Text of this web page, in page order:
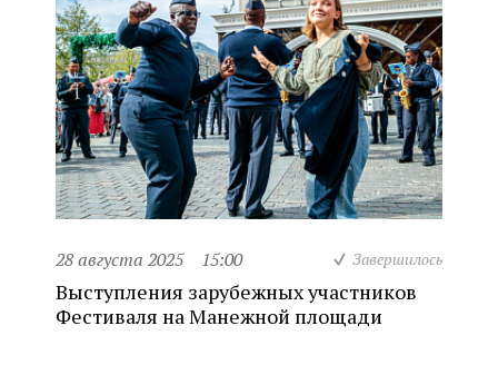
28 августа 2025 15:00 Завершилось
Выступления зарубежных участников
Фестиваля на Манежной площади